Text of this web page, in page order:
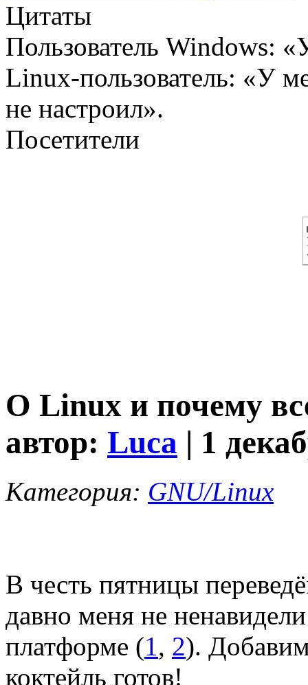
Цитаты
Пользователь Windows:
Linux-пользователь: «У
не настроил».
Посетители
О Linux и почему
автор: Luca | 1
Категория: GNU/Linux
В честь пятницы
давно меня не
платформе (1, 2).
коктейль готов!